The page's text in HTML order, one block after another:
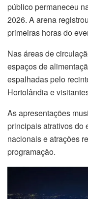
público permaneceu
2026. A arena
primeiras horas do
Nas áreas de
espaços de
espalhadas pelo
Hortolândia e
As apresentações
principais atrativos do
nacionais e atrações
programação.